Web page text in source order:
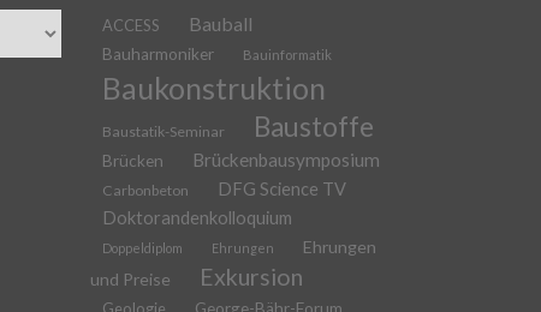
ACCESS Bauball
Bauharmoniker Bauinformatik
Baukonstruktion
Baustatik-Seminar Baustoffe
Brücken Brückenbausymposium
Carbonbeton
DFG Science TV
Doktorandenkolloquium
Doppeldiplom Ehrungen
Ehrungen
und Preise
Exkursion
Geologie George-Bähr-Forum